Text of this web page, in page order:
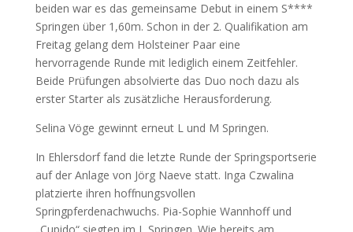
beiden war es das gemeinsame Debut in einem S****
Springen über 1,60m. Schon in der 2. Qualifikation am
Freitag gelang dem Holsteiner Paar eine
hervorragende Runde mit lediglich einem Zeitfehler.
Beide Prüfungen absolvierte das Duo noch dazu als
erster Starter als zusätzliche Herausforderung.
Selina Vöge gewinnt erneut L und M Springen.
In Ehlersdorf fand die letzte Runde der Springsportserie
auf der Anlage von Jörg Naeve statt. Inga Czwalina
platzierte ihren hoffnungsvollen
Springpferdenachwuchs. Pia-Sophie Wannhoff und